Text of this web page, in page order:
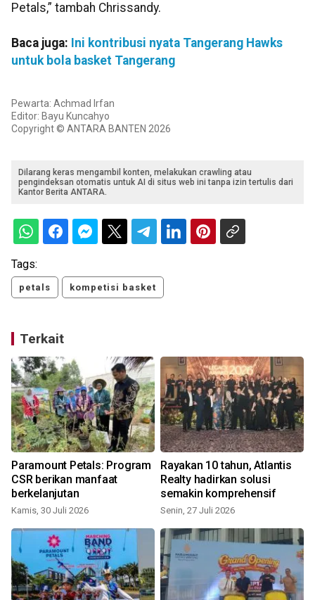
Petals,” tambah Chrissandy.
Baca juga: Ini kontribusi nyata Tangerang Hawks
untuk bola basket Tangerang
Pewarta: Achmad Irfan
Editor: Bayu Kuncahyo
Copyright © ANTARA BANTEN 2026
Dilarang keras mengambil konten, melakukan crawling atau
pengindeksan otomatis untuk AI di situs web ini tanpa izin tertulis dari
Kantor Berita ANTARA.
Tags:
petals kompetisi basket
Terkait
Paramount Petals: Program
CSR berikan manfaat
berkelanjutan
Kamis, 30 Juli 2026
Rayakan 10 tahun, Atlantis
Realty hadirkan solusi
semakin komprehensif
Senin, 27 Juli 2026